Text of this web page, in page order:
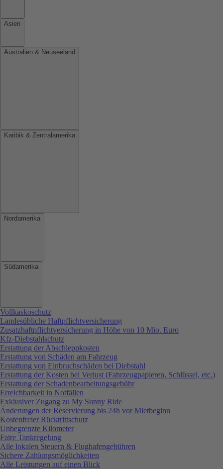
Asien
Australien & Neuseeland
Karibik & Zentralamerika
Nordamerika
Südamerika
Vollkaskoschutz
Landesübliche Haftpflichtversicherung
Zusatzhaftpflichtversicherung in Höhe von 10 Mio. Euro
Kfz-Diebstahlschutz
Erstattung der Abschleppkosten
Erstattung von Schäden am Fahrzeug
Erstattung von Einbruchschäden bei Diebstahl
Erstattung der Kosten bei Verlust (Fahrzeugpapieren, Schlüssel, etc.)
Erstattung der Schadenbearbeitungsgebühr
Erreichbarkeit in Notfällen
Exklusiver Zugang zu My Sunny Ride
Änderungen der Reservierung bis 24h vor Mietbeginn
Kostenfreier Rücktrittschutz
Unbegrenzte Kilometer
Faire Tankregelung
Alle lokalen Steuern & Flughafengebühren
Sichere Zahlungsmöglichkeiten
Alle Leistungen auf einen Blick